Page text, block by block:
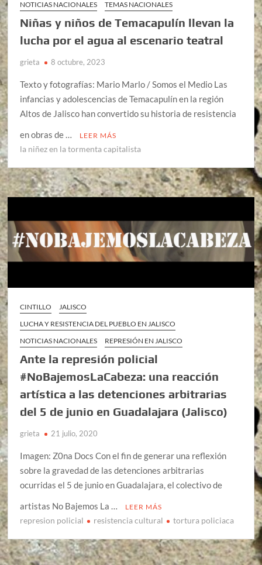
NOTICIAS NACIONALES
TEMAS NACIONALES
Niñas y niños de Temacapulín llevan la
lucha por el agua al escenario teatral
grieta 8 octubre, 2023
Texto y fotografías: Mario Marlo / Somos el Medio Las
infancias y adolescencias de Temacapulín en la región
Altos de Jalisco han convertido su historia de resistencia
en obras de …
LEER MÁS
la niñez en la tormenta capitalista
CINTILLO
JALISCO
LUCHA Y RESISTENCIA DEL PUEBLO EN JALISCO
NOTICIAS NACIONALES
REPRESIÓN EN JALISCO
Ante la represión policial
#NoBajemosLaCabeza: una reacción
artística a las detenciones arbitrarias
del 5 de junio en Guadalajara (Jalisco)
grieta 21 julio, 2020
Imagen: Z0na Docs Con el fin de generar una reflexión
sobre la gravedad de las detenciones arbitrarias
ocurridas el 5 de junio en Guadalajara, el colectivo de
artistas No Bajemos La …
LEER MÁS
represion policial resistencia cultural tortura policiaca